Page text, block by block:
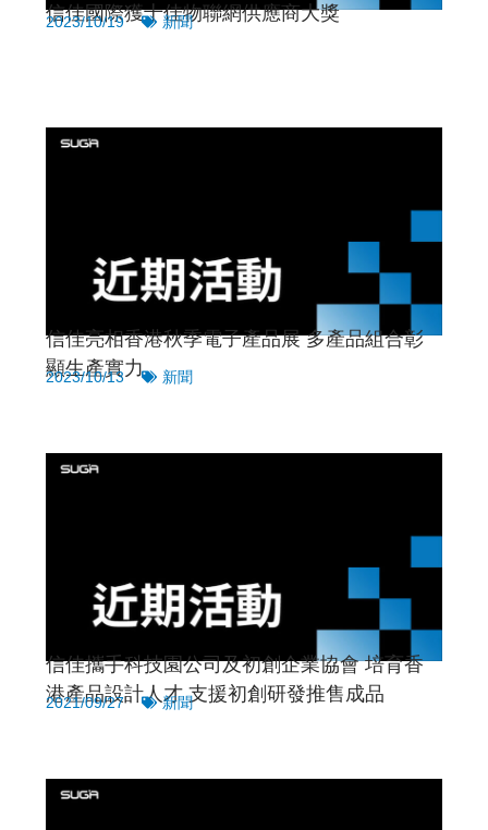
信佳國際獲十佳物聯網供應商大獎
2023/10/19 新聞
信佳亮相香港秋季電子產品展 多產品組合彰
顯生產實力
2023/10/13 新聞
信佳攜手科技園公司及初創企業協會 培育香
港產品設計人才 支援初創研發推售成品
2021/09/27 新聞